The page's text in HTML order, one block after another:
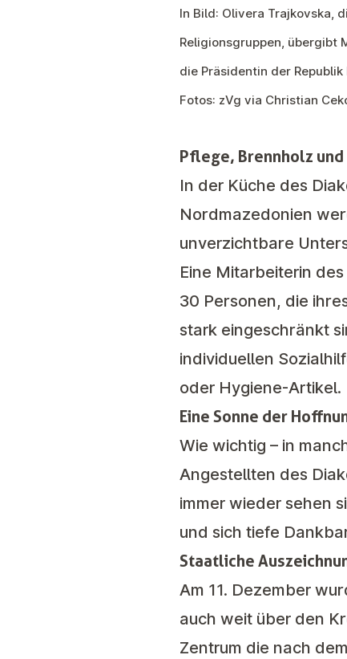
In Bild: Olivera Trajkovska,
Religionsgruppen, übergibt
die Präsidentin der
Fotos: zVg via Christian
Pflege, Brennholz
In der Küche des
Nordmazedonien
unverzichtbare
Eine Mitarbeiterin
30 Personen, die
stark eingeschränkt
individuellen
oder Hygiene-Artikel.
Eine Sonne der
Wie wichtig – in
Angestellten des
immer wieder sehen
und sich tiefe
Staatliche
Am 11. Dezember
auch weit über den
Zentrum die nach